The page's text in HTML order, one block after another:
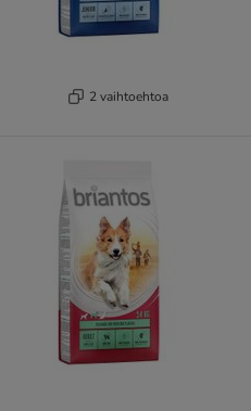
2 vaihtoehtoa